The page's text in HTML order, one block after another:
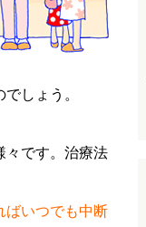
しょう。
々です。治療法
ばいつでも中断